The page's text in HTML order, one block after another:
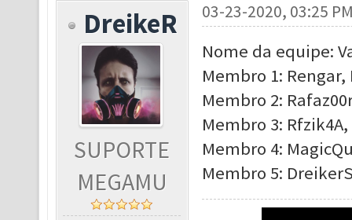
DreikeR
SUPORTE
MEGAMU
03-23-2020, 03:25
Nome da equipe:
Membro 1:
Membro 2:
Membro 3:
Membro 4:
Membro 5: